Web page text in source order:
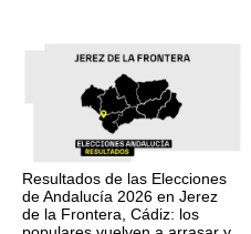
Resultados de las Elecciones
de Andalucía 2026 en Jerez
de la Frontera, Cádiz: los